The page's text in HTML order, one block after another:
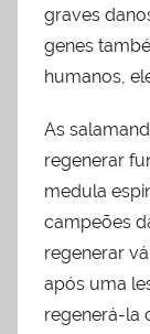
graves
genes
humanos,
As
regenerar
medula
campeões
regenerar
após uma
regenerá-la